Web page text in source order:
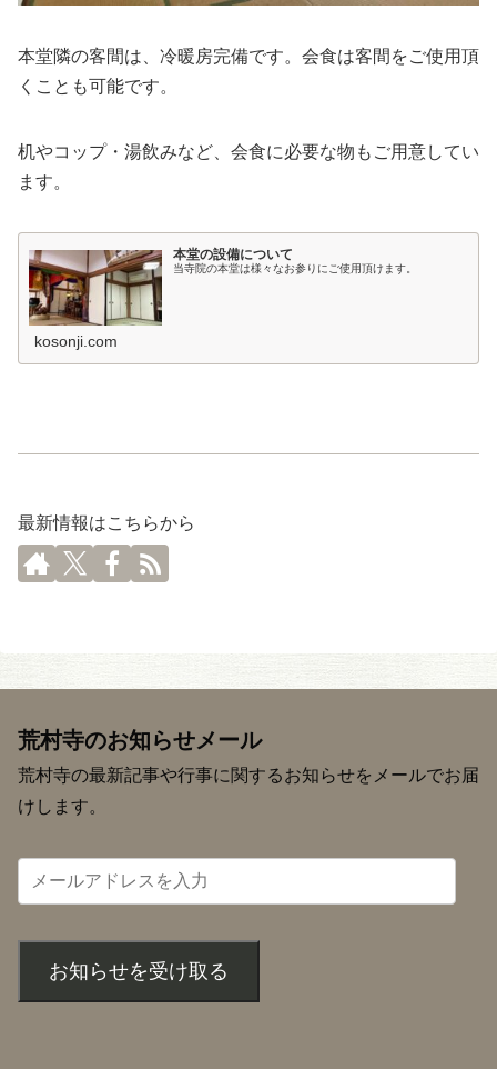
本堂隣の客間は、冷暖房完備です。会食は客間をご使用頂
くことも可能です。
机やコップ・湯飲みなど、会食に必要な物もご用意してい
ます。
本堂の設備について
当寺院の本堂は様々なお参りにご使用頂けます。
kosonji.com
最新情報はこちらから
荒村寺のお知らせメール
荒村寺の最新記事や行事に関するお知らせをメールでお届
けします。
お知らせを受け取る